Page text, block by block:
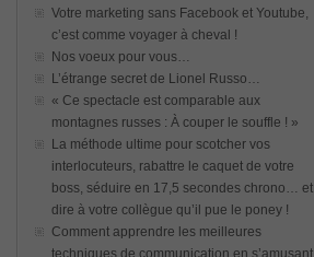
Votre marketing sans Facebook et Youtube,
c’est comme voyager à cheval !
Nos voeux pour vous…
L’étrange secret de Lionel Russo…
« Ce spectacle est comparable aux
montagnes russes : À couper le souffle ! »
La méthode ultime pour scotcher vos
interlocuteurs, rabattre le caquet de votre
boss, séduire en 17,5 secondes chrono… et
dire à votre collègue qu’il pue le poney !
Comment apprendre les meilleures
techniques de communication en s’amusant